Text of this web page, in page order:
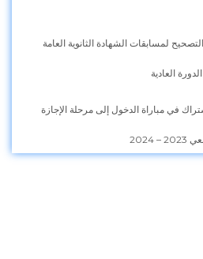
لمسابقات الشهادة الثانوية العامة
في مباراة الدخول إلى مرحلة الإجازة